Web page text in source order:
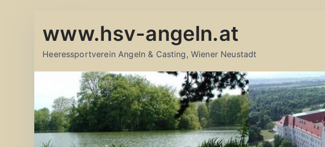
Inhalt
www.hsv-angeln.at
Heeressportverein Angeln & Casting, Wiener Neustadt